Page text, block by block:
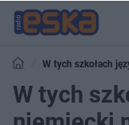
W tych szkołach
germanistów
W tych